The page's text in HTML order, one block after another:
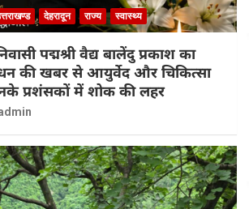
देहरादून राज्य स्वास्थ्य
पद्मश्री वैद्य बालेंदु प्रकाश का
की खबर से आयुर्वेद और चिकित्सा
प्रशंसकों में शोक की लहर